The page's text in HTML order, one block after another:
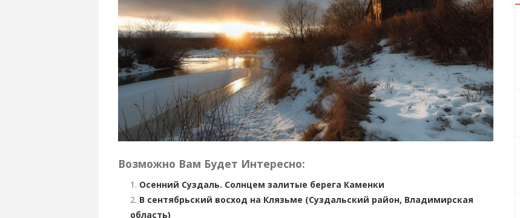
Возможно Вам Будет Интересно:
Осенний Суздаль. Солнцем залитые берега Каменки
В сентябрьский восход на Клязьме (Суздальский район, Владимирская
область)